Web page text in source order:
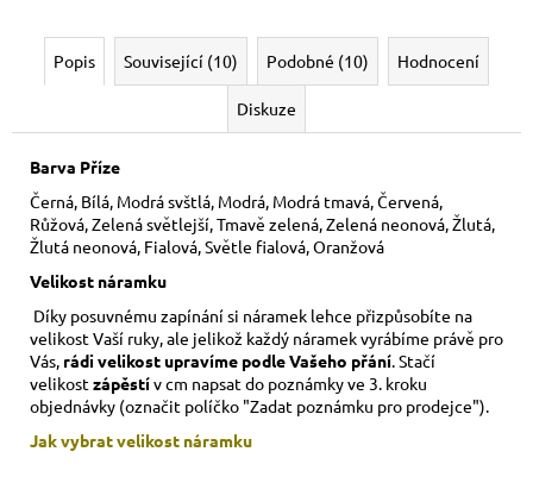
Popis Související (10) Podobné (10) Hodnocení
Diskuze
Barva Příze
Černá, Bílá, Modrá svštlá, Modrá, Modrá tmavá, Červená,
Růžová, Zelená světlejší, Tmavě zelená, Zelená neonová, Žlutá,
Žlutá neonová, Fialová, Světle fialová, Oranžová
Velikost náramku
Díky posuvnému zapínání si náramek lehce přizpůsobíte na
velikost Vaší ruky, ale jelikož každý náramek vyrábíme právě pro
Vás, rádi velikost upravíme podle Vašeho přání . Stačí
velikostzápěstív cm napsat do poznámky ve 3. kroku
objednávky (označit políčko "Zadat poznámku pro prodejce").
Jak vybrat velikost náramku